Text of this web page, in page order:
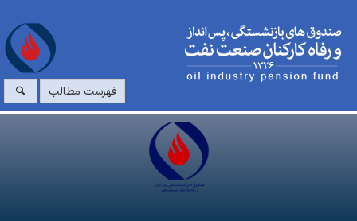
فهرست مطالب